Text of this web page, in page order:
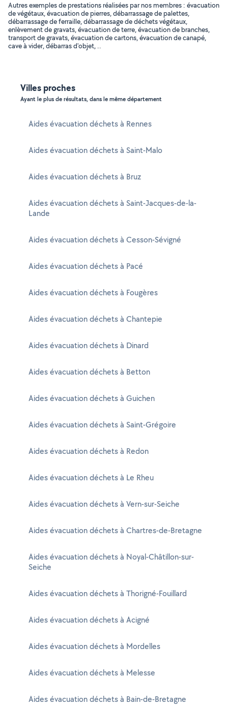
Autres exemples de prestations réalisées par nos membres : évacuation
de végétaux, évacuation de pierres, débarrassage de palettes,
débarrassage de ferraille, débarrassage de déchets végétaux,
enlèvement de gravats, évacuation de terre, évacuation de branches,
transport de gravats, évacuation de cartons, évacuation de canapé,
cave à vider, débarras d'objet, ..
Villes proches
Ayant le plus de résultats, dans le même département
Aides évacuation déchets à Rennes
Aides évacuation déchets à Saint-Malo
Aides évacuation déchets à Bruz
Aides évacuation déchets à Saint-Jacques-de-la-
Lande
Aides évacuation déchets à Cesson-Sévigné
Aides évacuation déchets à Pacé
Aides évacuation déchets à Fougères
Aides évacuation déchets à Chantepie
Aides évacuation déchets à Dinard
Aides évacuation déchets à Betton
Aides évacuation déchets à Guichen
Aides évacuation déchets à Saint-Grégoire
Aides évacuation déchets à Redon
Aides évacuation déchets à Le Rheu
Aides évacuation déchets à Vern-sur-Seiche
Aides évacuation déchets à Chartres-de-Bretagne
Aides évacuation déchets à Noyal-Châtillon-sur-
Seiche
Aides évacuation déchets à Thorigné-Fouillard
Aides évacuation déchets à Acigné
Aides évacuation déchets à Mordelles
Aides évacuation déchets à Melesse
Aides évacuation déchets à Bain-de-Bretagne